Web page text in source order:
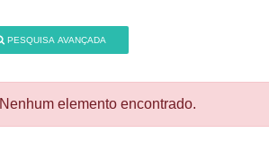
PESQUISA AVANÇADA
Nenhum elemento encontrado.